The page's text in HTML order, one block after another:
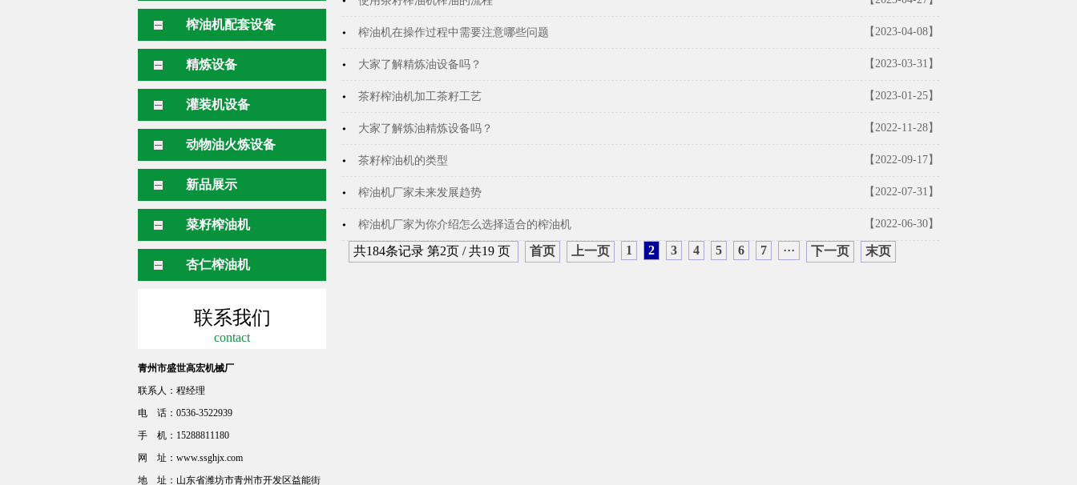
榨油机配套设备
精炼设备
灌装机设备
动物油火炼设备
新品展示
菜籽榨油机
杏仁榨油机
联系我们
contact
青州市盛世高宏机械厂
联系人：程经理
电 话：0536-3522939
手 机：15288811180
网 址：www.ssghjx.com
地 址：山东省潍坊市青州市开发区益能街
榨油机在操作过程中需要注意哪些问题 【2023-04-08】
大家了解精炼油设备吗？ 【2023-03-31】
茶籽榨油机加工茶籽工艺 【2023-01-25】
大家了解炼油精炼设备吗？ 【2022-11-28】
茶籽榨油机的类型 【2022-09-17】
榨油机厂家未来发展趋势 【2022-07-31】
榨油机厂家为你介绍怎么选择适合的榨油机 【2022-06-30】
共184条记录 第2页 / 共19 页 首页 上一页 1 2 3 4 5 6 7 ··· 下一页 末页